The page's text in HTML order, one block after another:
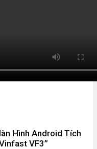
Hình Android Tích
VF3”